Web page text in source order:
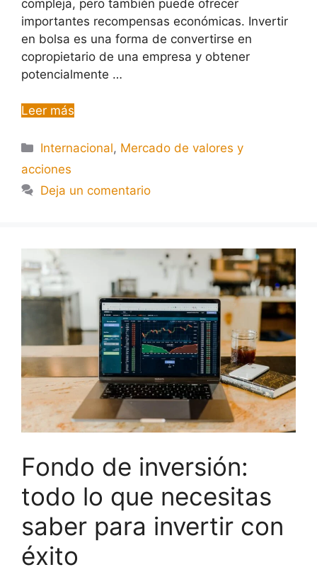
compleja, pero también puede ofrecer
importantes recompensas económicas. Invertir
en bolsa es una forma de convertirse en
copropietario de una empresa y obtener
potencialmente …
Leer más
Internacional, Mercado de valores y
acciones
Deja un comentario
Fondo de inversión:
todo lo que necesitas
saber para invertir con
éxito